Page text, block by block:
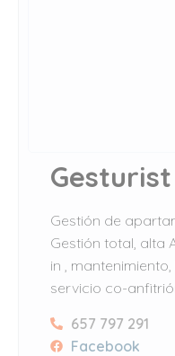
Gesturist
Gestión de
Gestión total, alta
in ,
servicio co-
657 797 291
Facebook